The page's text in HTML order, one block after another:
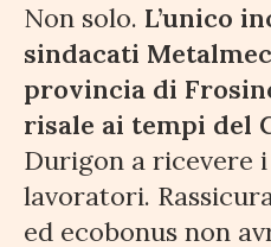
Non solo. L’unico
sindacati
provincia di
risale ai tempi del
Durigon a ricevere
lavoratori.
ed ecobonus non